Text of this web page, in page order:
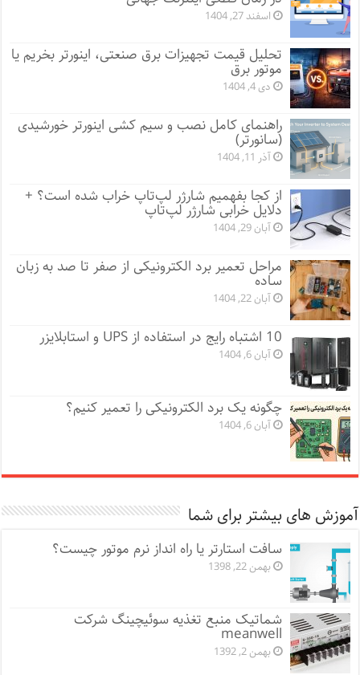
اسفند 27, 1404
تحلیل قیمت تجهیزات برق صنعتی، اینورتر بخریم یا
موتور برق
دی 4, 1404
راهنمای کامل نصب و سیم کشی اینورتر خورشیدی
(سانورتر)
آذر 11, 1404
از کجا بفهمیم شارژر لپ‌تاپ خراب شده است؟ +
دلایل خرابی شارژر لپ‌تاپ
آبان 29, 1404
مراحل تعمیر برد الکترونیکی از صفر تا صد به زبان
ساده
آبان 22, 1404
10 اشتباه رایج در استفاده از UPS و استابلایزر
آبان 6, 1404
چگونه یک برد الکترونیکی را تعمیر کنیم؟
آبان 6, 1404
آموزش های بیشتر برای شما
سافت استارتر یا راه انداز نرم موتور چیست؟
بهمن 22, 1398
شماتیک منبع تغذیه سوئیچینگ شرکت
meanwell
بهمن 2, 1392